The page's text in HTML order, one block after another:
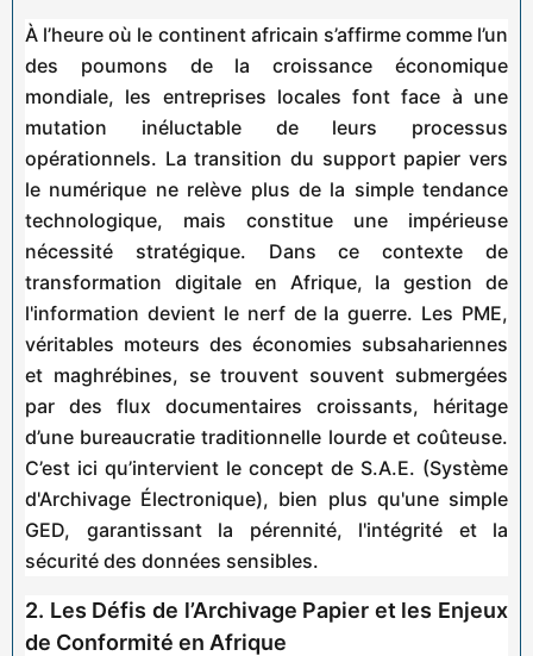
À l’heure où le continent africain s’affirme comme l’un
des poumons de la croissance économique
mondiale, les entreprises locales font face à une
mutation inéluctable de leurs processus
opérationnels. La transition du support papier vers
le numérique ne relève plus de la simple tendance
technologique, mais constitue une impérieuse
nécessité stratégique. Dans ce contexte de
transformation digitale en Afrique, la gestion de
l'information devient le nerf de la guerre. Les PME,
véritables moteurs des économies subsahariennes
et maghrébines, se trouvent souvent submergées
par des flux documentaires croissants, héritage
d’une bureaucratie traditionnelle lourde et coûteuse.
C’est ici qu’intervient le concept de S.A.E. (Système
d'Archivage Électronique), bien plus qu'une simple
GED, garantissant la pérennité, l'intégrité et la
sécurité des données sensibles.
2. Les Défis de l’Archivage Papier et les Enjeux
de Conformité en Afrique